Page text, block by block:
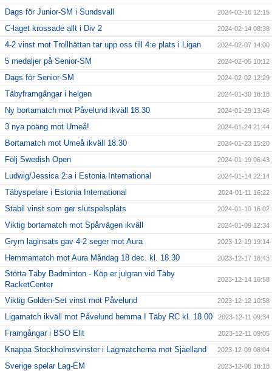
Dags för Junior-SM i Sundsvall 2024-02-16 12:15
C-laget krossade allt i Div 2 2024-02-14 08:38
4-2 vinst mot Trollhättan tar upp oss till 4:e plats i Ligan 2024-02-07 14:00
5 medaljer på Senior-SM 2024-02-05 10:12
Dags för Senior-SM 2024-02-02 12:29
Täbyframgångar i helgen 2024-01-30 18:18
Ny bortamatch mot Påvelund ikväll 18.30 2024-01-29 13:46
3 nya poäng mot Umeå! 2024-01-24 21:44
Bortamatch mot Umeå ikväll 18.30 2024-01-23 15:20
Följ Swedish Open 2024-01-19 06:43
Ludwig/Jessica 2:a i Estonia International 2024-01-14 22:14
Täbyspelare i Estonia International 2024-01-11 16:22
Stabil vinst som ger slutspelsplats 2024-01-10 16:02
Viktig bortamatch mot Spårvägen ikväll 2024-01-09 12:34
Grym laginsats gav 4-2 seger mot Aura 2023-12-19 19:14
Hemmamatch mot Aura Måndag 18 dec. kl. 18.30 2023-12-17 18:43
Stötta Täby Badminton - Köp er julgran vid Täby
RacketCenter
2023-12-14 16:58
Viktig Golden-Set vinst mot Påvelund 2023-12-12 10:58
Ligamatch ikväll mot Påvelund hemma I Täby RC kl. 18.00 2023-12-11 09:34
Framgångar i BSO Elit 2023-12-11 09:05
Knappa Stockholmsvinster i Lagmatcherna mot Sjaelland 2023-12-09 08:04
Sverige spelar Lag-EM 2023-12-06 18:18